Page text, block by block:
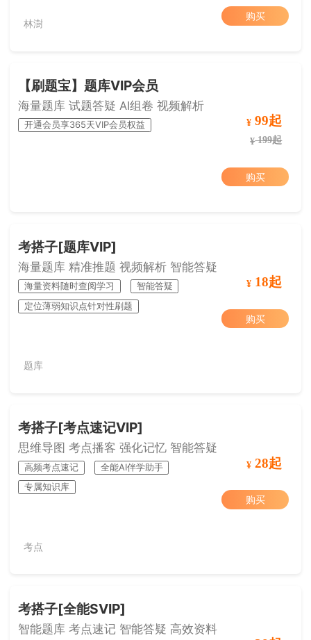
林澍
购买
【刷题宝】题库VIP会员
海量题库 试题答疑 AI组卷 视频解析
开通会员享365天VIP会员权益 ¥ 99起
¥199起
购买
考搭子[题库VIP]
海量题库 精准推题 视频解析 智能答疑
海量资料随时查阅学习
智能答疑
定位薄弱知识点针对性刷题
题库
¥ 18起
购买
考搭子[考点速记VIP]
思维导图 考点播客 强化记忆 智能答疑
高频考点速记
全能AI伴学助手
专属知识库
考点
¥ 28起
购买
考搭子[全能SVIP]
智能题库 考点速记 智能答疑 高效资料